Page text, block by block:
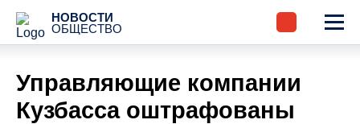
НОВОСТИ
ОБЩЕСТВО
Управляющие компании
Кузбасса оштрафованы